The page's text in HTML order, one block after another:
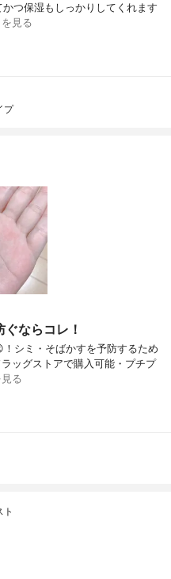
つ保湿もしっかりしてくれます
見る
プ
ならコレ！
シミ・そばかすを予防するため
ッグストアで購入可能・プチプ
る